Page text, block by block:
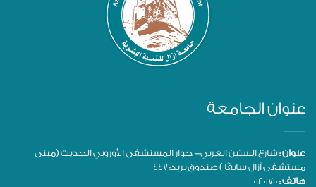
عنوان الجامعة
عنوان :شارع الستين الغربي- جوار المستشفى الأوروبي الحديث (مبنى
مستشفى آزال سابقًا ) صندوق بريد: 447
هاتف :